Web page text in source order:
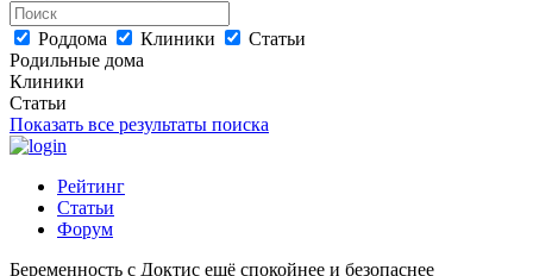
Роддома Клиники
Статьи
Родильные дома
Клиники
Статьи
Показать все результаты поиска
Рейтинг
Статьи
Форум
Беременность с Доктис ещё спокойнее и безопаснее